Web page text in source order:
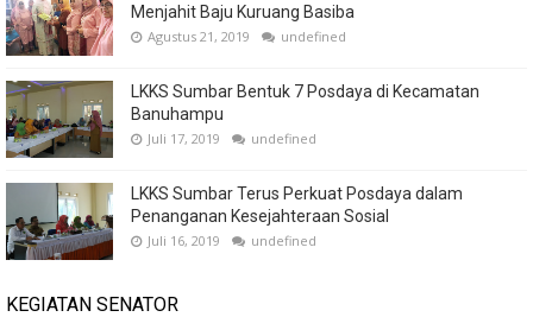
Menjahit Baju Kuruang Basiba
Agustus 21, 2019 undefined
LKKS Sumbar Bentuk 7 Posdaya di Kecamatan
Banuhampu
Juli 17, 2019 undefined
LKKS Sumbar Terus Perkuat Posdaya dalam
Penanganan Kesejahteraan Sosial
Juli 16, 2019 undefined
KEGIATAN SENATOR